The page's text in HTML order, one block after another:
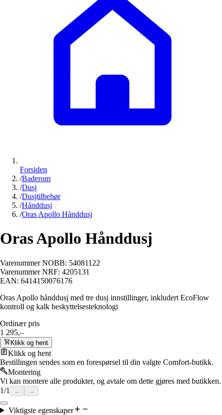
Forsiden
/Baderom
/Dusj
/Dusjtilbehør
/Hånddusj
/Oras Apollo Hånddusj
Oras Apollo Hånddusj
Varenummer NOBB: 54081122
Varenummer NRF: 4205131
EAN: 6414150076176
Oras Apollo hånddusj med tre dusj innstillinger, inkludert EcoFlow
kontroll og kalk beskyttelsesteknologi
Ordinær pris
1 295,–
Klikk og hent
Klikk og hent
Bestillingen sendes som en forespørsel til din valgte Comfort-butikk.
Montering
Vi kan montere alle produkter, og avtale om dette gjøres med butikken.
1/1 ← →
Viktigste egenskaper